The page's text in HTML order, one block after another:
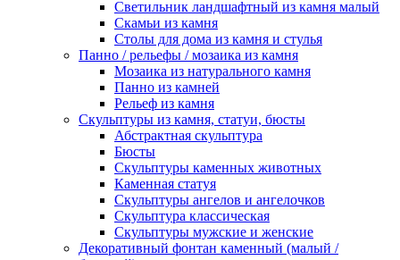
Светильник ландшафтный из камня малый
Скамьи из камня
Столы для дома из камня и стулья
Панно / рельефы / мозаика из камня
Мозаика из натурального камня
Панно из камней
Рельеф из камня
Скульптуры из камня, статуи, бюсты
Абстрактная скульптура
Бюсты
Скульптуры каменных животных
Каменная статуя
Скульптуры ангелов и ангелочков
Скульптура классическая
Скульптуры мужские и женские
Декоративный фонтан каменный (малый /